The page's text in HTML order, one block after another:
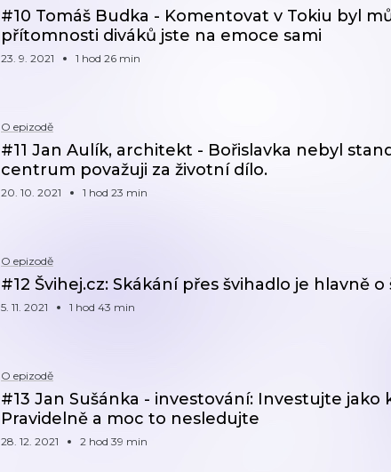
#10 Tomáš Budka - Komentovat v Tokiu byl
přítomnosti diváků jste na emoce sami
23. 9. 2021 1 hod 26 min
O epizodě
#11 Jan Aulík, architekt - Bořislavka nebyl
centrum považuji za životní dílo.
20. 10. 2021 1 hod 23 min
O epizodě
#12 Švihej.cz: Skákání přes švihadlo je hlavně o
5. 11. 2021 1 hod 43 min
O epizodě
#13 Jan Sušánka - investování: Investujte jako
Pravidelně a moc to nesledujte
28. 12. 2021 2 hod 39 min